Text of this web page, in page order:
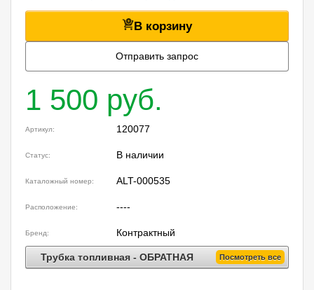
В корзину
Отправить запрос
1 500 руб.
Артикул: 120077
Статус: В наличии
Каталожный номер: ALT-000535
Расположение: ----
Бренд: Контрактный
Трубка топливная - ОБРАТНАЯ Посмотреть все